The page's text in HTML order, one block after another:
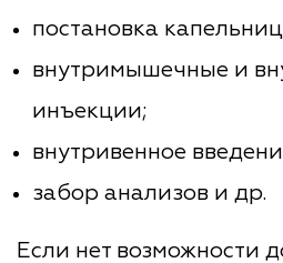
постановка
внутримышечные и
инъекции;
внутривенное
забор анализов и др.
Если нет возможности